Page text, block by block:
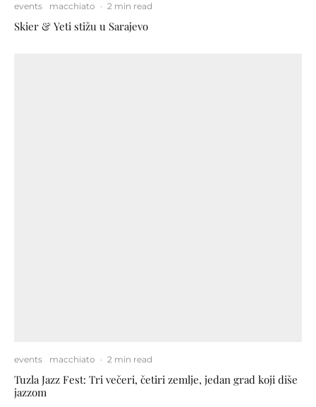
events macchiato · 2 min read
Skier & Yeti stižu u Sarajevo
events macchiato · 2 min read
Tuzla Jazz Fest: Tri večeri, četiri zemlje, jedan grad koji diše
jazzom